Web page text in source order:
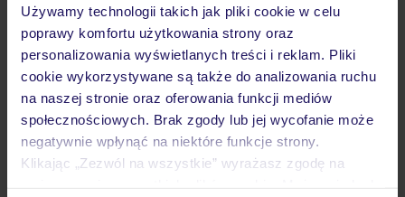
Używamy technologii takich jak pliki cookie w celu
poprawy komfortu użytkowania strony oraz
personalizowania wyświetlanych treści i reklam. Pliki
cookie wykorzystywane są także do analizowania ruchu
na naszej stronie oraz oferowania funkcji mediów
społecznościowych. Brak zgody lub jej wycofanie może
negatywnie wpłynąć na niektóre funkcje strony.
Klikając „Zezwól na wszystkie” wyrażasz zgodę na
Hotel
Opinie
Pokoje